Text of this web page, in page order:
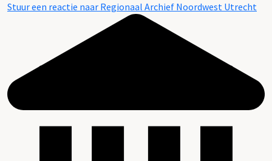
Stuur een reactie naar Regionaal Archief Noordwest Utrecht